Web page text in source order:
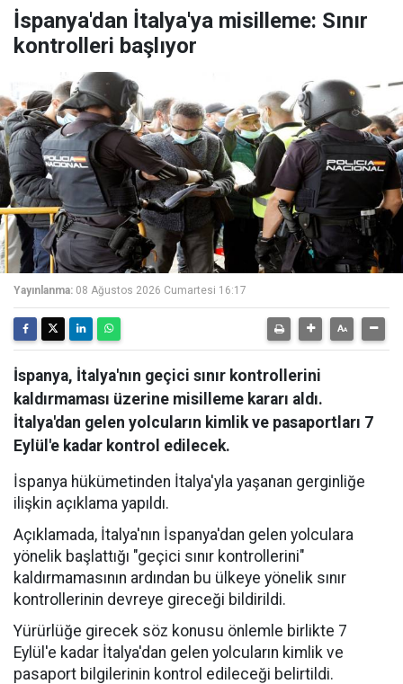
İspanya'dan İtalya'ya misilleme: Sınır
kontrolleri başlıyor
Yayınlanma: 08 Ağustos 2026 Cumartesi 16:17
İspanya, İtalya'nın geçici sınır kontrollerini
kaldırmaması üzerine misilleme kararı aldı.
İtalya'dan gelen yolcuların kimlik ve pasaportları 7
Eylül'e kadar kontrol edilecek.
İspanya hükümetinden İtalya'yla yaşanan gerginliğe
ilişkin açıklama yapıldı.
Açıklamada, İtalya'nın İspanya'dan gelen yolculara
yönelik başlattığı "geçici sınır kontrollerini"
kaldırmamasının ardından bu ülkeye yönelik sınır
kontrollerinin devreye gireceği bildirildi.
Yürürlüğe girecek söz konusu önlemle birlikte 7
Eylül'e kadar İtalya'dan gelen yolcuların kimlik ve
pasaport bilgilerinin kontrol edileceği belirtildi.